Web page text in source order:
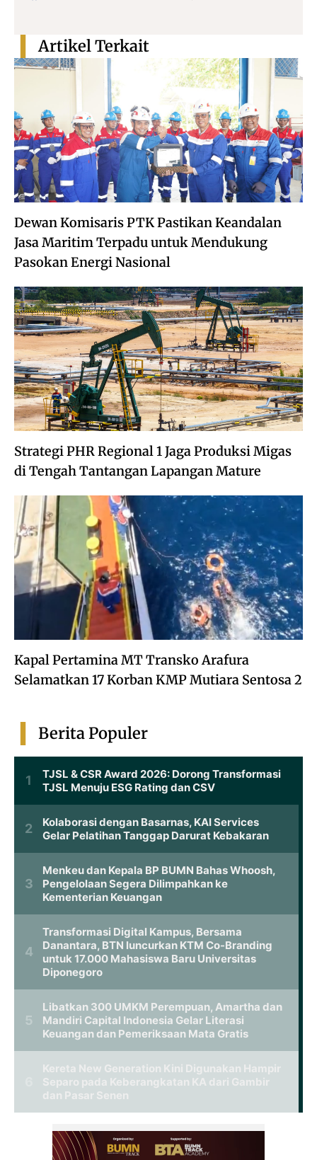
Dewan Komisaris PTK Pastikan Keandalan
Jasa Maritim Terpadu untuk Mendukung
Pasokan Energi Nasional
Strategi PHR Regional 1 Jaga Produksi Migas
di Tengah Tantangan Lapangan Mature
Kapal Pertamina MT Transko Arafura
Selamatkan 17 Korban KMP Mutiara Sentosa 2
Artikel Terkait
Berita Populer